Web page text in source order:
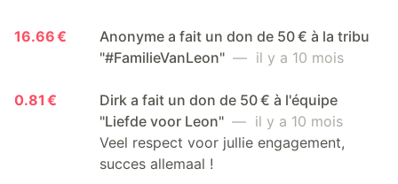
16.66 €
Anonyme a fait un don de 50 € à la tribu
"#FamilieVanLeon" — il y a 10 mois
0.81 €
Dirk a fait un don de 50 € à l'équipe
"Liefde voor Leon" — il y a 10 mois
Veel respect voor jullie engagement,
succes allemaal !